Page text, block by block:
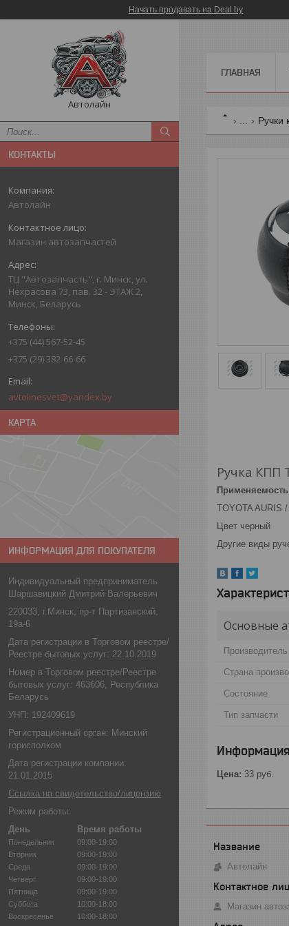
Начать продавать на Deal.by
Автолайн
КОНТАКТЫ
Автолайн
Магазин автозапчастей
ТЦ "Автозапчасть", г. Минск, ул.
Некрасова 73, пав. 32 - ЭТАЖ 2,
Минск, Беларусь
+375 (44) 567-52-45
+375 (29) 382-66-66
avtolinesvet@yandex.by
КАРТА
ИНФОРМАЦИЯ ДЛЯ ПОКУПАТЕЛЯ
Индивидуальный предприниматель
Шаршавицкий Дмитрий Валерьевич
220033, г.Минск, пр-т Партизанский,
19а-6
Дата регистрации в Торговом реестре/
Реестре бытовых услуг: 22.10.2019
Номер в Торговом реестре/Реестре
бытовых услуг: 463606, Республика
Беларусь
УНП: 192409619
Регистрационный орган: Минский
горисполком
Дата регистрации компании:
21.01.2015
Ссылка на свидетельство/лицензию
Режим работы:
День
Время работы
Понедельник
09:00-19:00
Вторник
09:00-19:00
Среда
09:00-19:00
Четверг
09:00-19:00
Пятница
09:00-19:00
Суббота
10:00-18:00
Воскресенье
10:00-18:00
ГЛАВНАЯ
Ручки
Ручка КПП
TOYOTA AURIS
Цвет черный
Другие виды
Основные
Производитель
Страна
Состояние
Тип запчасти
Цена: 33 руб.
Автолайн
Магазин